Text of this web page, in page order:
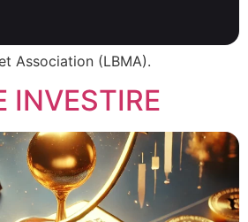
Association (LBMA).
INVESTIRE